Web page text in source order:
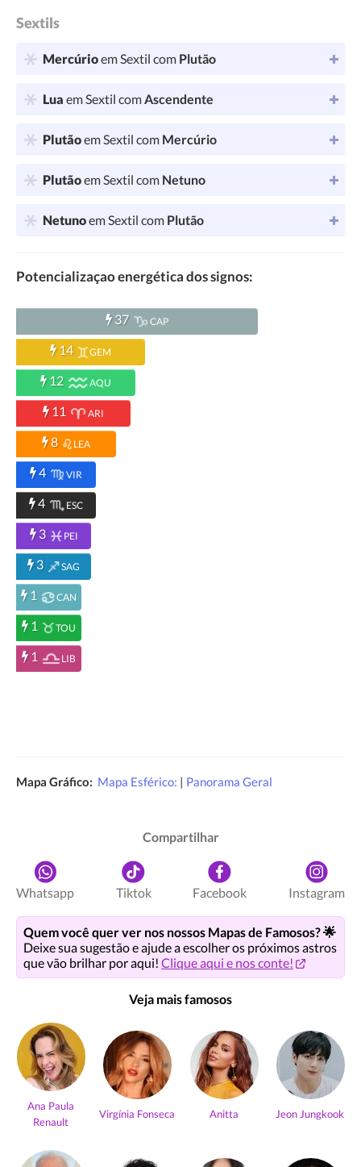
Sextils
Mercúrioem Sextil com Plutão
Lua em Sextil comAscendente
Plutãoem Sextil com Mercúrio
Plutãoem Sextil com Netuno
Netunoem Sextil com Plutão
Potencializaçao energética dos signos:
37 CAP
14 GEM
12 AQU
11 ARI
8 LEA
4 VIR
4 ESC
3 PEI
3 SAG
1 CAN
1 TOU
1 LIB
Mapa Gráfico: Mapa Esférico: | Panorama Geral
Compartilhar
Whatsapp Tiktok Facebook Instagram
Quem você quer ver nos nossos Mapas de Famosos? 🌟
Deixe sua sugestão e ajude a escolher os próximos astros
que vão brilhar por aqui! Clique aqui e nos conte!
Veja mais famosos
Ana Paula
Renault
Virgínia Fonseca Anitta Jeon Jungkook